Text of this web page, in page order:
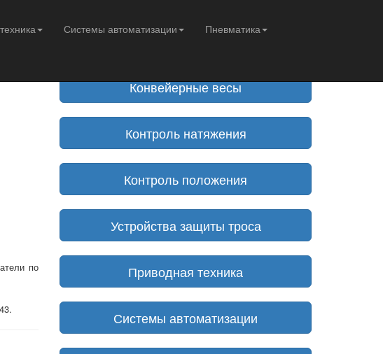
Системы автоматизации Пневматика
серии Н, SH, HA
по
Главная
Конвейерные весы
Контроль натяжения
Контроль положения
Устройства защиты троса
Приводная техника
Системы автоматизации